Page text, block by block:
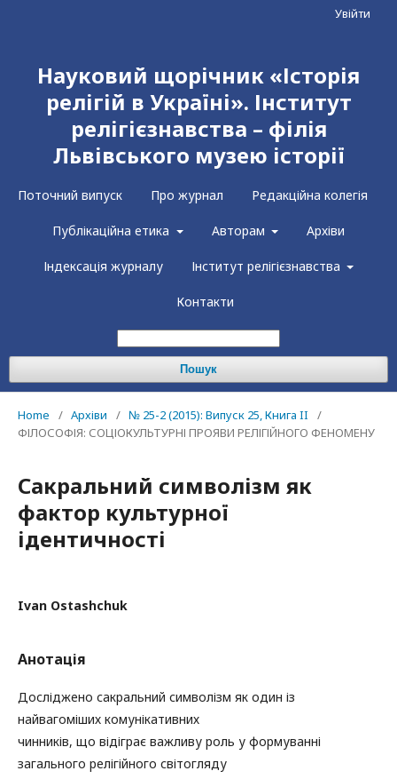
Науковий щорічник «Історія
релігій в Україні». Інститут
релігієзнавства – філія
Львівського музею історії
Поточний випуск Про журнал Редакційна колегія
Публікаційна етика Авторам Архіви
Індексація журналу Інститут релігієзнавства
Контакти
Пошук
Увійти
Home / Архіви / № 25-2 (2015): Випуск 25, Книга II
/
ФІЛОСОФІЯ: СОЦІОКУЛЬТУРНІ ПРОЯВИ РЕЛІГІЙНОГО ФЕНОМЕНУ
Сакральний символізм як
фактор культурної
ідентичності
Ivan Ostashchuk
Анотація
Досліджено сакральний символізм як один із
найвагоміших комунікативних
чинників, що відіграє важливу роль у формуванні
загального релігійного світогляду